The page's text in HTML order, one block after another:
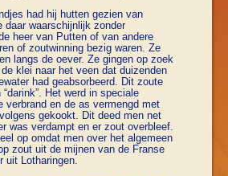
had hij hutten gezien van
daar waarschijnlijk zonder
heer van Putten of van andere
of zoutwinning bezig waren. Ze
langs de oever. Ze gingen op zoek
klei naar het veen dat duizenden
had geabsorbeerd. Dit zoute
Het werd in speciale
verbrand en de as vermengd met
gekookt. Dit deed men net
was verdampt en er zout overbleef.
op omdat men over het algemeen
zout uit de mijnen van de Franse
uit Lotharingen.